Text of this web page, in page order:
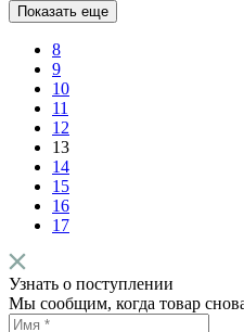
Показать еще
8
9
10
11
12
13
14
15
16
17
Узнать о поступлении
Мы сообщим, когда товар